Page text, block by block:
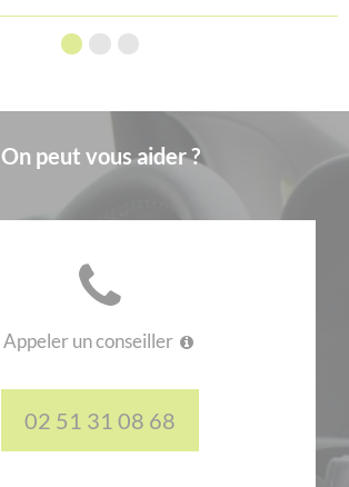
On peut vous aider ?
Appeler un conseiller
02 51 31 08 68